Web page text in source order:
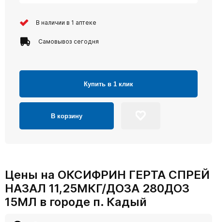
В наличии в 1 аптеке
Самовывоз сегодня
Купить в 1 клик
В корзину
Цены на ОКСИФРИН ГЕРТА СПРЕЙ
НАЗАЛ 11,25МКГ/ДОЗА 280ДОЗ
15МЛ в городе п. Кадый